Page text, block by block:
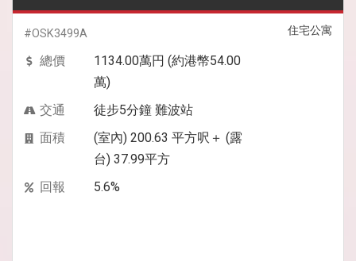
及食店 ,中層6樓雙面採光 ,總價＄54萬HKD就買到即收租
住宅公寓
#OSK3499A
總價
1134.00萬円 (約港幣54.00
萬)
交通
徒步5分鐘 難波站
面積
(室內) 200.63 平方呎＋ (露
台) 37.99平方
回報
5.6%